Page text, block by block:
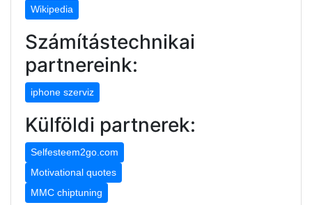
Wikipedia
Számítástechnikai
partnereink:
iphone szerviz
Külföldi partnerek:
Selfesteem2go.com
Motivational quotes
MMC chiptuning